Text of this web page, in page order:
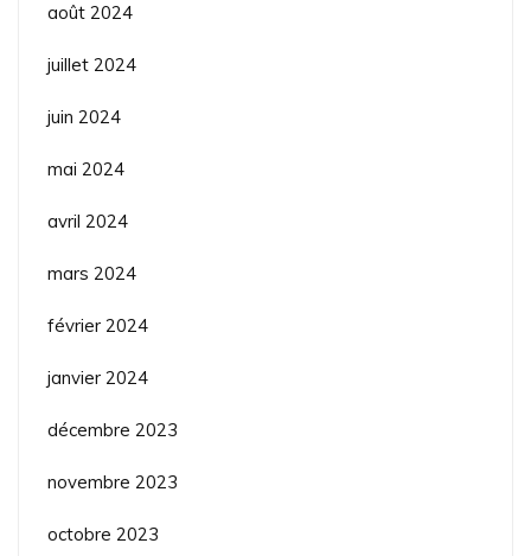
août 2024
juillet 2024
juin 2024
mai 2024
avril 2024
mars 2024
février 2024
janvier 2024
décembre 2023
novembre 2023
octobre 2023